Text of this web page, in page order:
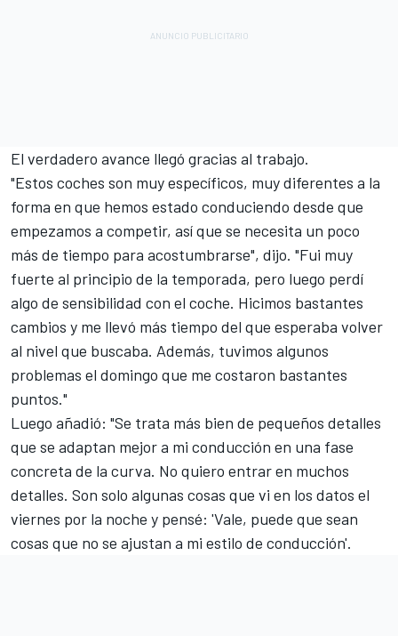
El verdadero avance llegó gracias al trabajo.
"Estos coches son muy específicos, muy diferentes a la
forma en que hemos estado conduciendo desde que
empezamos a competir, así que se necesita un poco
más de tiempo para acostumbrarse", dijo. "Fui muy
fuerte al principio de la temporada, pero luego perdí
algo de sensibilidad con el coche. Hicimos bastantes
cambios y me llevó más tiempo del que esperaba volver
al nivel que buscaba. Además, tuvimos algunos
problemas el domingo que me costaron bastantes
puntos."
Luego añadió: "Se trata más bien de pequeños detalles
que se adaptan mejor a mi conducción en una fase
concreta de la curva. No quiero entrar en muchos
detalles. Son solo algunas cosas que vi en los datos el
viernes por la noche y pensé: 'Vale, puede que sean
cosas que no se ajustan a mi estilo de conducción'.